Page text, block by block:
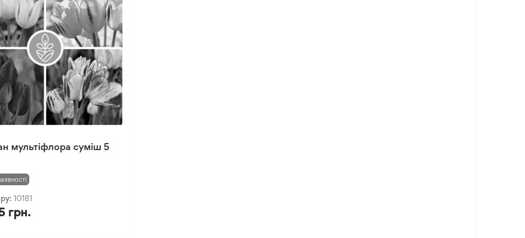
мультіфлора суміш 5
10181
грн.